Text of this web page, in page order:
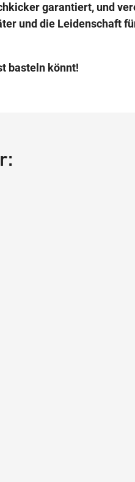
garantiert, und
und die Leidenschaft
basteln könnt!